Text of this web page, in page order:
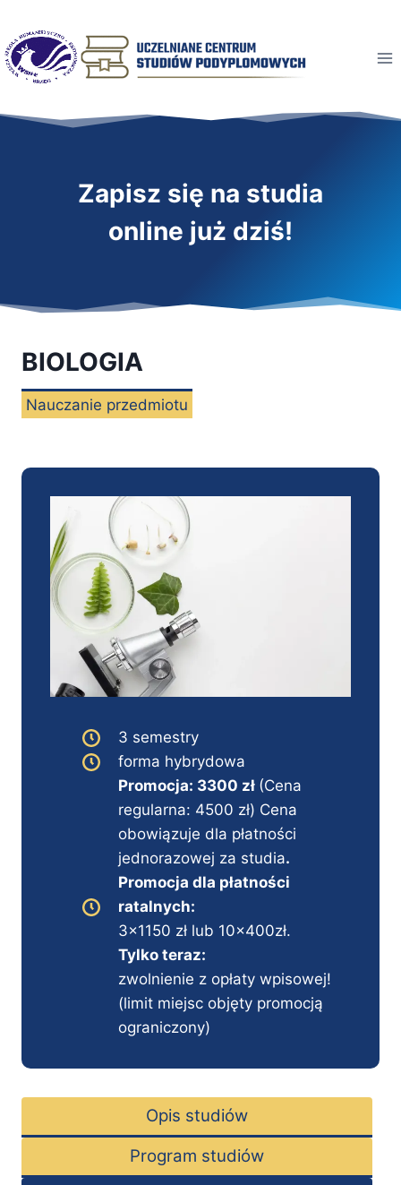
do
treści
Zapisz się na studia
online już dziś!
BIOLOGIA
Nauczanie przedmiotu
3 semestry
forma hybrydowa
Promocja: 3300 zł (Cena
regularna: 4500 zł) Cena
obowiązuje dla płatności
jednorazowej za studia.
Promocja dla płatności
ratalnych:
3×1150 zł lub 10x400zł.
Tylko teraz:
zwolnienie z opłaty wpisowej!
(limit miejsc objęty promocją
ograniczony)
Opis studiów
Program studiów